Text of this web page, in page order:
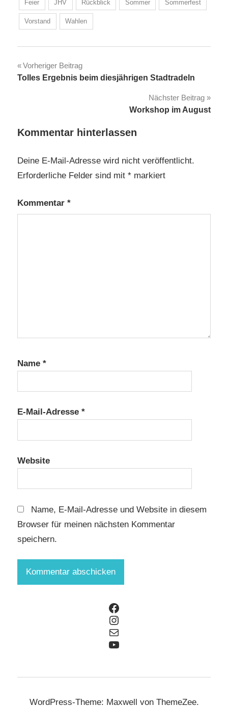
Feier JHV Rückblick Sommer Sommerfest
Vorstand Wahlen
Beitragsnavigation
Vorheriger Beitrag
Tolles Ergebnis beim diesjährigen Stadtradeln
Nächster Beitrag
Workshop im August
Kommentar hinterlassen
Deine E-Mail-Adresse wird nicht veröffentlicht.
Erforderliche Felder sind mit * markiert
Kommentar *
Name *
E-Mail-Adresse *
Website
Name, E-Mail-Adresse und Website in diesem
Browser für meinen nächsten Kommentar
speichern.
Facebook
Instagram
E-Mail
YouTube
WordPress-Theme: Maxwell von ThemeZee.